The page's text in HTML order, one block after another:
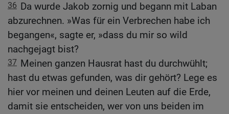
36 Da wurde Jakob zornig und begann mit Laban
abzurechnen. »Was für ein Verbrechen habe ich
begangen«, sagte er, »dass du mir so wild
nachgejagt bist?
37 Meinen ganzen Hausrat hast du durchwühlt;
hast du etwas gefunden, was dir gehört? Lege es
hier vor meinen und deinen Leuten auf die Erde,
damit sie entscheiden, wer von uns beiden im